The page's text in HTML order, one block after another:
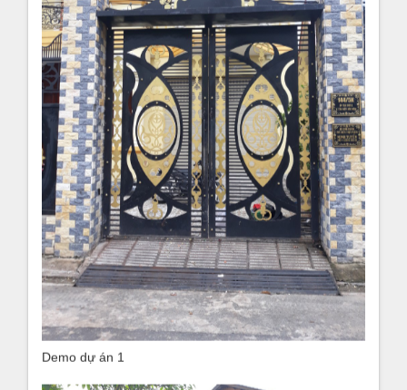
Demo dự án 1